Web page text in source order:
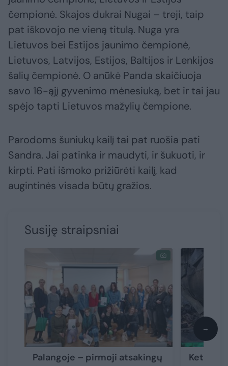
čempionė. Skajos dukrai Nugai – treji, taip
pat iškovojo ne vieną titulą. Nuga yra
Lietuvos bei Estijos jaunimo čempionė,
Lietuvos, Latvijos, Estijos, Baltijos ir Lenkijos
šalių čempionė. O anūkė Panda skaičiuoja
savo 16-ąjį gyvenimo mėnesiuką, bet ir tai jau
spėjo tapti Lietuvos mažylių čempione.
Parodoms šuniukų kailį tai pat ruošia pati
Sandra. Jai patinka ir maudyti, ir šukuoti, ir
kirpti. Pati išmoko prižiūrėti kailį, kad
augintinės visada būtų gražios.
Susiję straipsniai
Palangoje – pirmoji atsakingų
→